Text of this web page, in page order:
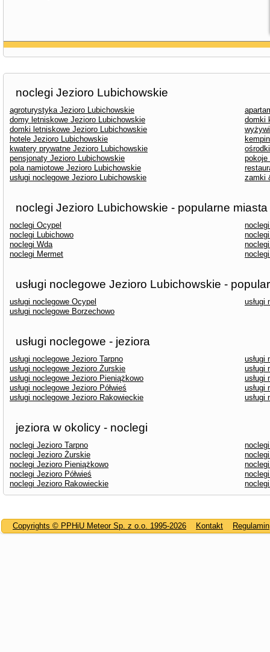
noclegi Jezioro Lubichowskie
agroturystyka Jezioro Lubichowskie
domy letniskowe Jezioro Lubichowskie
domki
domki letniskowe Jezioro Lubichowskie
hotele Jezioro Lubichowskie
kwatery prywatne Jezioro Lubichowskie
pensjonaty Jezioro Lubichowskie
pokoje
pola namiotowe Jezioro Lubichowskie
usługi noclegowe Jezioro Lubichowskie
zamki
noclegi Jezioro Lubichowskie - popularne miasta
noclegi Ocypel
noclegi Lubichowo
noclegi Wda
noclegi Mermet
usługi noclegowe Jezioro Lubichowskie -
usługi noclegowe Ocypel
usługi
usługi noclegowe Borzechowo
usługi noclegowe - jeziora
usługi noclegowe Jezioro Tarpno
usługi
usługi noclegowe Jezioro Żurskie
usługi
usługi noclegowe Jezioro Pieniążkowo
usługi
usługi noclegowe Jezioro Półwieś
usługi
usługi noclegowe Jezioro Rakowieckie
usługi
jeziora w okolicy - noclegi
noclegi Jezioro Tarpno
noclegi Jezioro Żurskie
noclegi Jezioro Pieniążkowo
noclegi Jezioro Półwieś
noclegi Jezioro Rakowieckie
Copyrights © PPHiU Meteor Sp. z o.o. 1995-2026 Kontakt Regulamin